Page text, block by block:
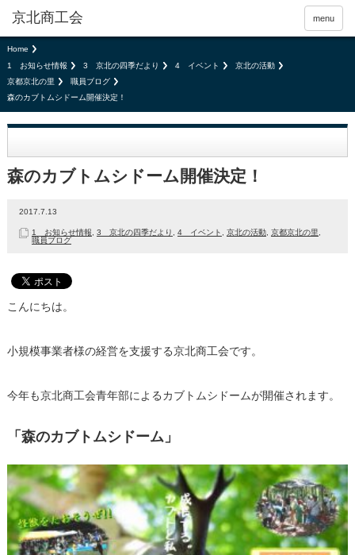
京北商工会 menu
Home
1 お知らせ情報
3 京北の四季だより 4 イベント
京北の活動
京都京北の里
職員ブログ
森のカブトムシドーム開催決定！
森のカブトムシドーム開催決定！
2017.7.13
1 お知らせ情報 3 京北の四季だより 4 イベント 京北の活動, 京都京北の里
職員ブログ
こんにちは。
小規模事業者様の経営を支援する京北商工会です。
今年も京北商工会青年部によるカブトムシドームが開催されます。
「森のカブトムシドーム」